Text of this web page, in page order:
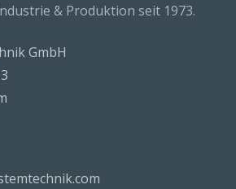
& Produktion seit 1973.
GmbH